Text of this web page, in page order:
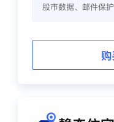
股市数据、邮件保护